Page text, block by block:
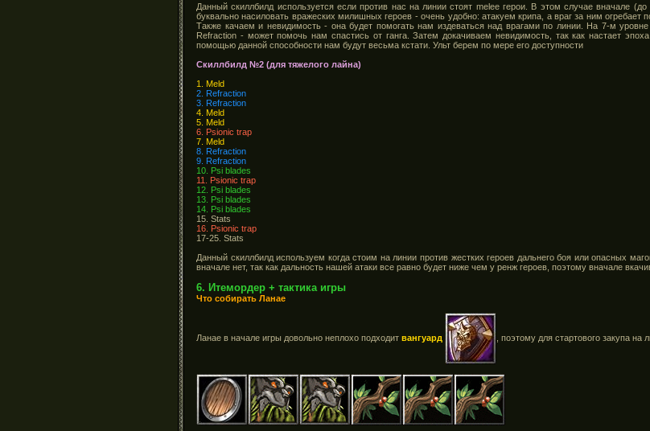
Данный скиллбилд используется если против нас на линии стоят melee герои. В этом случае вначале
буквально насиловать вражеских милишных героев - очень удобно: атакуем крипа, а враг за ним огребает
Также качаем и невидимость - она будет помогать нам издеваться над врагами по линии. На 7-м
Refraction - может помочь нам спастись от ганга. Затем докачиваем невидимость, так как настает
помощью данной способности нам будут весьма кстати. Ульт берем по мере его доступности
Скиллбилд №2 (для тяжелого лайна)
1. Meld
2. Refraction
3. Refraction
4. Meld
5. Meld
6. Psionic trap
7. Meld
8. Refraction
9. Refraction
10. Psi blades
11. Psionic trap
12. Psi blades
13. Psi blades
14. Psi blades
15. Stats
16. Psionic trap
17-25. Stats
Данный скиллбилд используем когда стоим на линии против жестких героев дальнего боя или опасных
вначале нет, так как дальность нашей атаки все равно будет ниже чем у ренж героев, поэтому вначале
6. Итемордер + тактика игры
Что собирать Ланае
Ланае в начале игры довольно неплохо подходит вангуард , поэтому для стартового закупа